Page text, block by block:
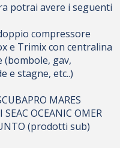
potrai avere i seguenti
compressore
e Trimix con centralina
gav,
e stagne, etc..)
MARES
OCEANIC OMER
(prodotti sub)